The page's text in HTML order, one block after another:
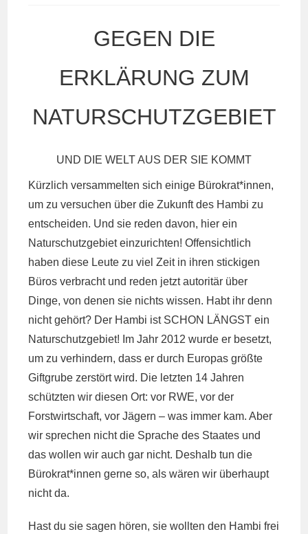
GEGEN DIE
ERKLÄRUNG ZUM
NATURSCHUTZGEBIET
UND DIE WELT AUS DER SIE KOMMT
Kürzlichversammelten sich einige Bürokrat*innen,
um zu versuchen über die Zukunft des Hambi zu
entscheiden. Und sie reden davon, hier ein
Naturschutzgebiet einzurichten! Offensichtlich
haben diese Leute zu viel Zeit in ihren stickigen
Büros verbracht und reden jetzt autoritär über
Dinge, von denen sie nichts wissen. Habt ihr denn
nicht gehört? Der Hambi ist SCHON LÄNGST ein
Naturschutzgebiet! Im Jahr 2012 wurde er besetzt,
um zu verhindern, dass er durch Europas größte
Giftgrube zerstört wird. Die letzten 14 Jahren
schützten wir diesen Ort: vor RWE, vor der
Forstwirtschaft, vor Jägern – was immer kam. Aber
wir sprechen nicht die Sprache des Staates und
das wollen wir auch gar nicht. Deshalb tun die
Bürokrat*innen gerne so, als wären wir überhaupt
nicht da.
Hast du sie sagen hören, sie wollten den Hambi frei